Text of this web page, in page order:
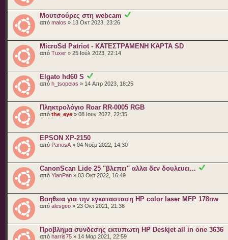
Μουτσούρες στη webcam
από malos » 13 Οκτ 2023, 23:26
MicroSd Patriot - ΚΑΤΕΣΤΡΑΜΕΝΗ ΚΑΡΤΑ SD
από Tuxer » 25 Ιούλ 2023, 22:14
Elgato hd60 S
από h_tsopelas » 14 Απρ 2023, 18:25
Πληκτρολόγιο Roar RR-0005 RGB
από the_eye » 08 Ιουν 2022, 22:35
EPSON XP-2150
από PanosA » 04 Νοέμ 2022, 14:30
CanonScan Lide 25 "βλεπει" αλλα δεν δουλευει...
από YianPan » 03 Οκτ 2022, 16:49
Βοηθεια για την εγκατασταση HP color laser MFP 178nw
από alesgeo » 23 Οκτ 2021, 21:38
Προβλημα συνδεσης εκτυπωτη HP Deskjet all in one 3636
από harris75 » 14 Μαρ 2021, 22:59